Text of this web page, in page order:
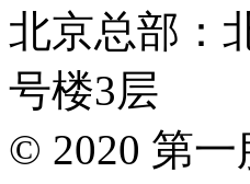
北京总部：
号楼3层
© 2020 第